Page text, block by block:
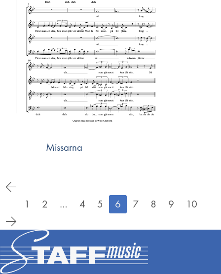
Missarna
1 2 … 4 5 6 7 8 9 10